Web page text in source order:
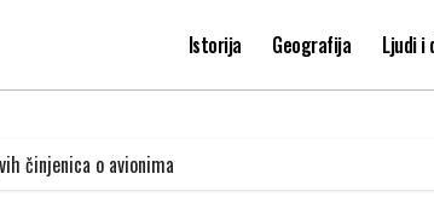
Istorija Geografija Ljudi i
činjenica o avionima